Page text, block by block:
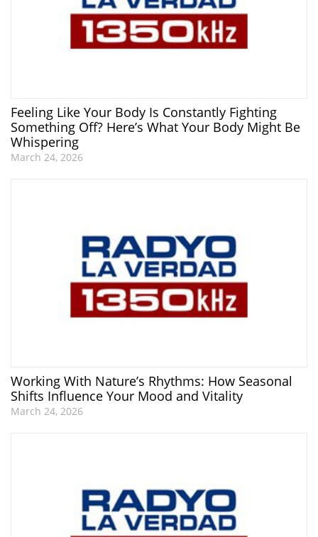
Feeling Like Your Body Is Constantly Fighting
Something Off? Here’s What Your Body Might Be
Whispering
March 24, 2026
Working With Nature’s Rhythms: How Seasonal
Shifts Influence Your Mood and Vitality
March 24, 2026